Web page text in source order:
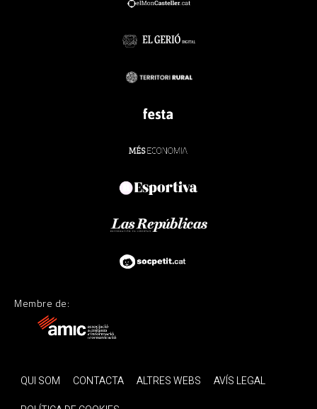
Membre de:
QUI SOM CONTACTA ALTRES WEBS
AVÍS LEGAL